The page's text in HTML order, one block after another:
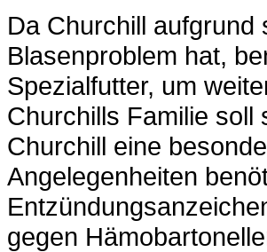
Da Churchill
Blasenproblem hat,
Spezialfutter, um
Churchills Familie soll
Churchill eine
Angelegenheiten
gegen